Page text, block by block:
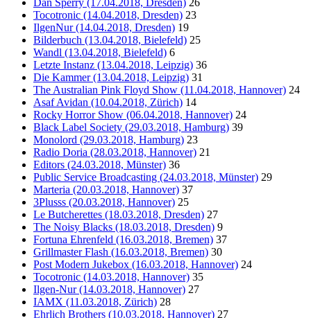
Tocotronic (14.04.2018, Dresden) 23
IlgenNur (14.04.2018, Dresden) 19
Bilderbuch (13.04.2018, Bielefeld) 25
Wandl (13.04.2018, Bielefeld) 6
Letzte Instanz (13.04.2018, Leipzig) 36
Die Kammer (13.04.2018, Leipzig) 31
The Australian Pink Floyd Show (11.04.2018, Hannover) 24
Asaf Avidan (10.04.2018, Zürich) 14
Rocky Horror Show (06.04.2018, Hannover) 24
Black Label Society (29.03.2018, Hamburg) 39
Monolord (29.03.2018, Hamburg) 23
Radio Doria (28.03.2018, Hannover) 21
Editors (24.03.2018, Münster) 36
Public Service Broadcasting (24.03.2018, Münster) 29
Marteria (20.03.2018, Hannover) 37
3Plusss (20.03.2018, Hannover) 25
Le Butcherettes (18.03.2018, Dresden) 27
The Noisy Blacks (18.03.2018, Dresden) 9
Fortuna Ehrenfeld (16.03.2018, Bremen) 37
Grillmaster Flash (16.03.2018, Bremen) 30
Post Modern Jukebox (16.03.2018, Hannover) 24
Tocotronic (14.03.2018, Hannover) 35
Ilgen-Nur (14.03.2018, Hannover) 27
IAMX (11.03.2018, Zürich) 28
Ehrlich Brothers (10.03.2018, Hannover) 27